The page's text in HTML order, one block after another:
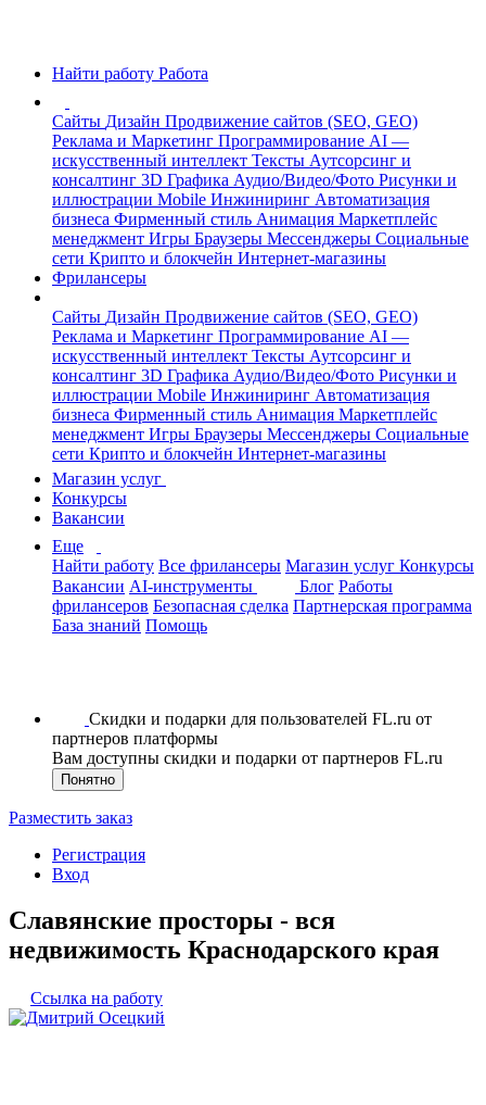
Найти работу Работа
Сайты Дизайн Продвижение сайтов (SEO, GEO)
Реклама и Маркетинг Программирование AI —
искусственный интеллект Тексты Аутсорсинг и
консалтинг 3D Графика Аудио/Видео/Фото Рисунки и
иллюстрации Mobile Инжиниринг Автоматизация
бизнеса Фирменный стиль Анимация Маркетплейс
менеджмент Игры Браузеры Мессенджеры Социальные
сети Крипто и блокчейн Интернет-магазины
Фрилансеры
Сайты Дизайн Продвижение сайтов (SEO, GEO)
Реклама и Маркетинг Программирование AI —
искусственный интеллект Тексты Аутсорсинг и
консалтинг 3D Графика Аудио/Видео/Фото Рисунки и
иллюстрации Mobile Инжиниринг Автоматизация
бизнеса Фирменный стиль Анимация Маркетплейс
менеджмент Игры Браузеры Мессенджеры Социальные
сети Крипто и блокчейн Интернет-магазины
Магазин услуг
Конкурсы
Вакансии
Еще
Найти работу Все фрилансеры Магазин услуг Конкурсы
Вакансии AI-инструменты Блог Работы
фрилансеров Безопасная сделка Партнерская программа
База знаний Помощь
Скидки и подарки для пользователей FL.ru от
партнеров платформы
Вам доступны скидки и подарки от партнеров FL.ru
Понятно
Разместить заказ
Регистрация
Вход
Славянские просторы - вся
недвижимость Краснодарского края
Ссылка на работу